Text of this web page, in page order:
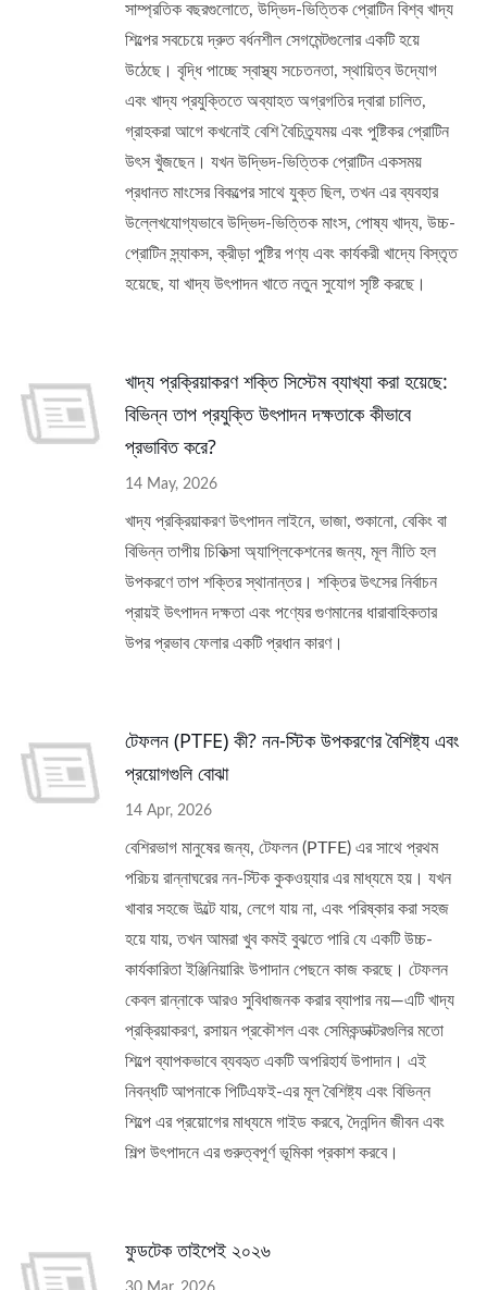
সাম্প্রতিক বছরগুলোতে, উদ্ভিদ-ভিত্তিক প্রোটিন বিশ্ব খাদ্য
শিল্পের সবচেয়ে দ্রুত বর্ধনশীল সেগমেন্টগুলোর একটি হয়ে
উঠেছে। বৃদ্ধি পাচ্ছে স্বাস্থ্য সচেতনতা, স্থায়িত্ব উদ্যোগ
এবং খাদ্য প্রযুক্তিতে অব্যাহত অগ্রগতির দ্বারা চালিত,
গ্রাহকরা আগে কখনোই বেশি বৈচিত্র্যময় এবং পুষ্টিকর প্রোটিন
উৎস খুঁজছেন। যখন উদ্ভিদ-ভিত্তিক প্রোটিন একসময়
প্রধানত মাংসের বিকল্পের সাথে যুক্ত ছিল, তখন এর ব্যবহার
উল্লেখযোগ্যভাবে উদ্ভিদ-ভিত্তিক মাংস, পোষ্য খাদ্য, উচ্চ-
প্রোটিন স্ন্যাকস, ক্রীড়া পুষ্টির পণ্য এবং কার্যকরী খাদ্যে বিস্তৃত
হয়েছে, যা খাদ্য উৎপাদন খাতে নতুন সুযোগ সৃষ্টি করছে।
খাদ্য প্রক্রিয়াকরণ শক্তি সিস্টেম ব্যাখ্যা করা হয়েছে:
বিভিন্ন তাপ প্রযুক্তি উৎপাদন দক্ষতাকে কীভাবে
প্রভাবিত করে?
14 May, 2026
খাদ্য প্রক্রিয়াকরণ উৎপাদন লাইনে, ভাজা, শুকানো, বেকিং বা
বিভিন্ন তাপীয় চিকিত্সা অ্যাপ্লিকেশনের জন্য, মূল নীতি হল
উপকরণে তাপ শক্তির স্থানান্তর। শক্তির উৎসের নির্বাচন
প্রায়ই উৎপাদন দক্ষতা এবং পণ্যের গুণমানের ধারাবাহিকতার
উপর প্রভাব ফেলার একটি প্রধান কারণ।
টেফলন (PTFE) কী? নন-স্টিক উপকরণের বৈশিষ্ট্য এবং
প্রয়োগগুলি বোঝা
14 Apr, 2026
বেশিরভাগ মানুষের জন্য, টেফলন (PTFE) এর সাথে প্রথম
পরিচয় রান্নাঘরের নন-স্টিক কুকওয়্যার এর মাধ্যমে হয়। যখন
খাবার সহজে উল্টে যায়, লেগে যায় না, এবং পরিষ্কার করা সহজ
হয়ে যায়, তখন আমরা খুব কমই বুঝতে পারি যে একটি উচ্চ-
কার্যকারিতা ইঞ্জিনিয়ারিং উপাদান পেছনে কাজ করছে। টেফলন
কেবল রান্নাকে আরও সুবিধাজনক করার ব্যাপার নয়—এটি খাদ্য
প্রক্রিয়াকরণ, রসায়ন প্রকৌশল এবং সেমিকন্ডাক্টরগুলির মতো
শিল্পে ব্যাপকভাবে ব্যবহৃত একটি অপরিহার্য উপাদান। এই
নিবন্ধটি আপনাকে পিটিএফই-এর মূল বৈশিষ্ট্য এবং বিভিন্ন
শিল্পে এর প্রয়োগের মাধ্যমে গাইড করবে, দৈনন্দিন জীবন এবং
শিল্প উৎপাদনে এর গুরুত্বপূর্ণ ভূমিকা প্রকাশ করবে।
ফুডটেক তাইপেই ২০২৬